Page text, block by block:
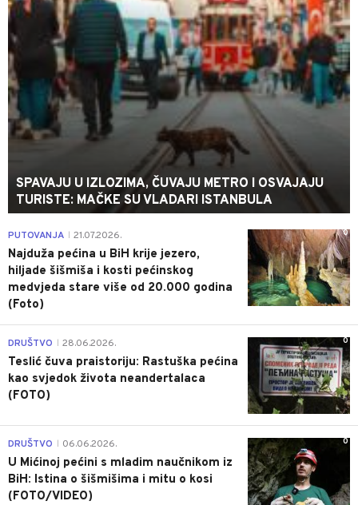
SPAVAJU U IZLOZIMA, ČUVAJU METRO I OSVAJAJU
TURISTE: MAČKE SU VLADARI ISTANBULA
0
PUTOVANJA 21.07.2026.
Najduža pećina u BiH krije jezero,
hiljade šišmiša i kosti pećinskog
medvjeda stare više od 20.000 godina
(Foto)
0
DRUŠTVO 28.06.2026.
Teslić čuva praistoriju: Rastuška pećina
kao svjedok života neandertalaca
(FOTO)
0
DRUŠTVO 06.06.2026.
U Mićinoj pećini s mladim naučnikom iz
BiH: Istina o šišmišima i mitu o kosi
(FOTO/VIDEO)